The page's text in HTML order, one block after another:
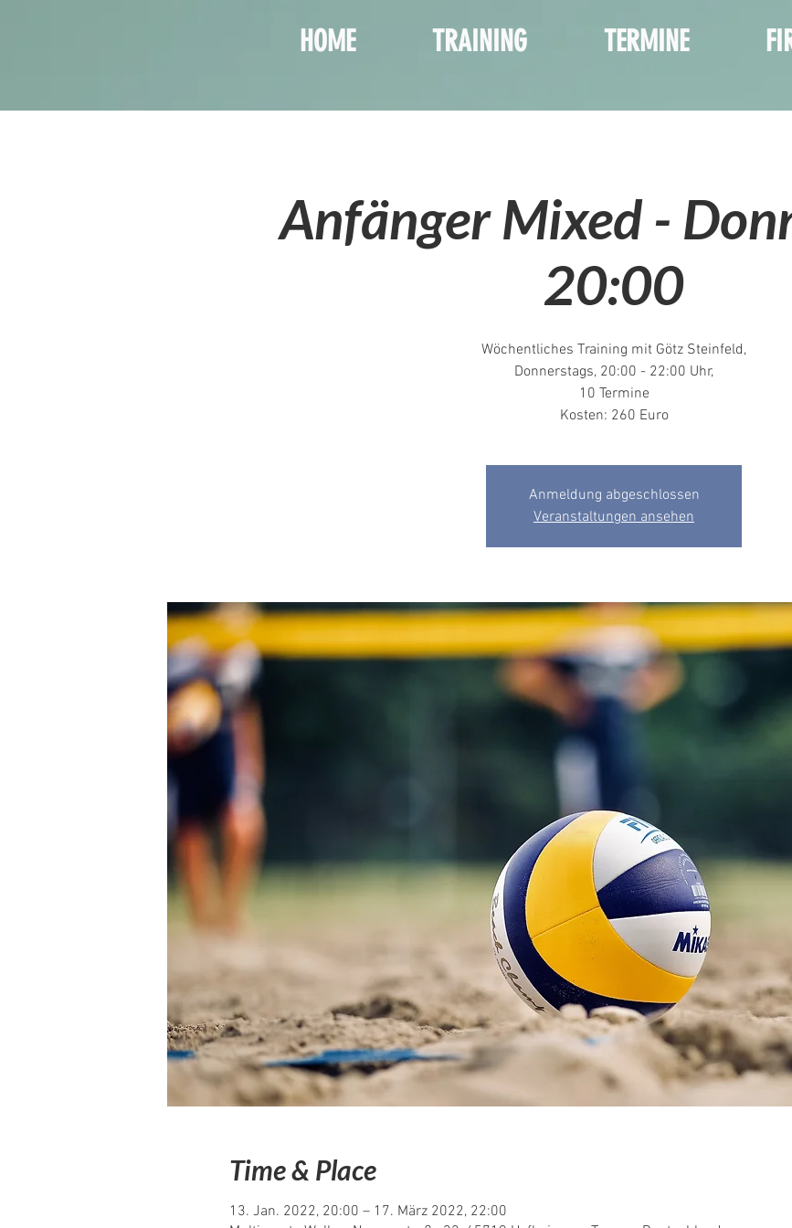
HOME TRAINING TERMINE
Anfänger Mixed -
20:00
Wöchentliches Training mit Götz Steinfeld,
Donnerstags, 20:00 - 22:00 Uhr,
10 Termine
Kosten: 260 Euro
Anmeldung abgeschlossen
Veranstaltungen ansehen
Time & Place
13. Jan. 2022, 20:00 – 17. März 2022, 22:00